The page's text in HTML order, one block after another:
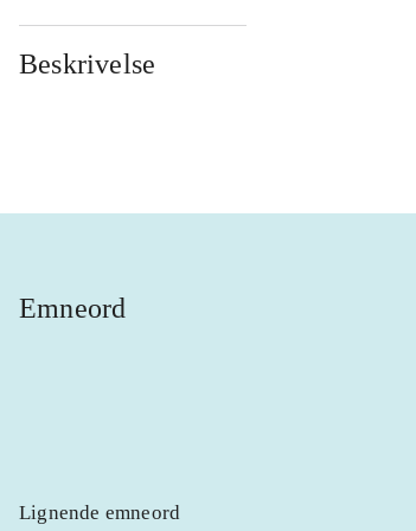
Beskrivelse
Emneord
Lignende emneord